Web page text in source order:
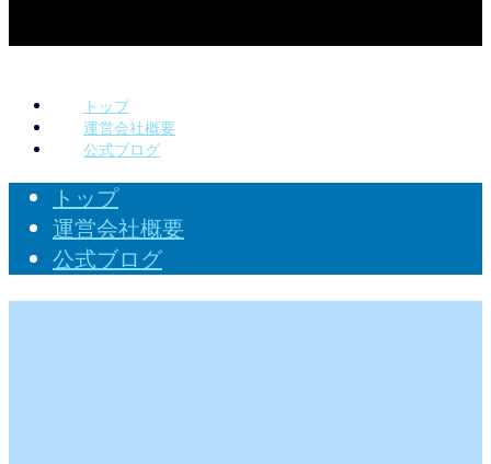
トップ
運営会社概要
公式ブログ
トップ
運営会社概要
公式ブログ